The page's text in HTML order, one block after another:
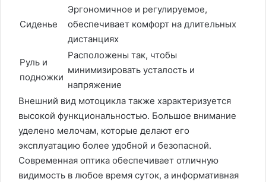
Сиденье
Эргономичное и регулируемое,
обеспечивает комфорт на длительных
дистанциях
Руль и
подножки
Расположены так, чтобы
минимизировать усталость и
напряжение
Внешний вид мотоцикла также характеризуется
высокой функциональностью. Большое внимание
уделено мелочам, которые делают его
эксплуатацию более удобной и безопасной.
Современная оптика обеспечивает отличную
видимость в любое время суток, а информативная